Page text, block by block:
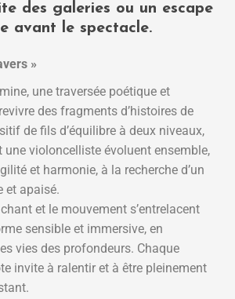
des galeries ou un escape
avant le spectacle.
»
une traversée poétique et
des fragments d’histoires de
de fils d’équilibre à deux niveaux,
une violoncelliste évoluent ensemble,
et harmonie, à la recherche d’un
et apaisé.
et le mouvement s’entrelacent
sensible et immersive, en
vies des profondeurs. Chaque
invite à ralentir et à être pleinement